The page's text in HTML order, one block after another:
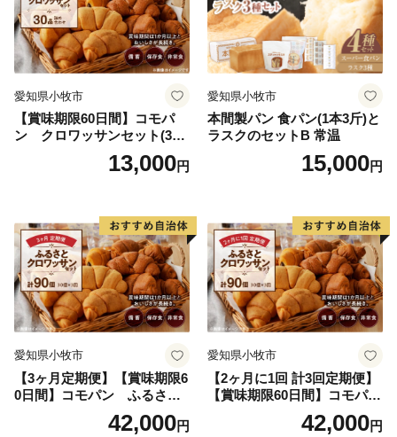
愛知県小牧市
【賞味期限60日間】コモパ
ン クロワッサンセット(30
個入り)／災害用備蓄 保存食
非常食 防災グッズにも
13,000円
愛知県小牧市
本間製パン 食パン(1本3斤)と
ラスクのセットB 常温
15,000円
愛知県小牧市
【3ヶ月定期便】【賞味期限6
0日間】コモパン ふるさと
クロワッサンセット（計90
個）／災害用備蓄 保存食 非
42,000円
愛知県小牧市
【2ヶ月に1回 計3回定期便】
【賞味期限60日間】コモパ
ン ふるさとクロワッサンセ
ット（計90個）／災害用備蓄
42,000円